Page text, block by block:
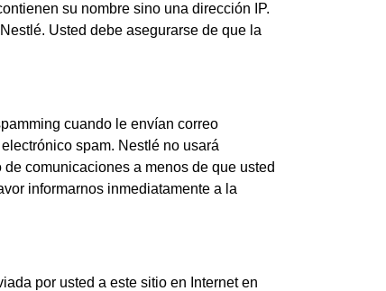
su nombre sino una dirección IP.
Usted debe asegurarse de que la
cuando le envían correo
spam. Nestlé no usará
comunicaciones a menos de que usted
informarnos inmediatamente a la
por usted a este sitio en Internet en